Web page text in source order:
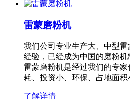
雷蒙磨粉机
我们公司专业生产大、中型
经验，已经成为中国的磨粉
雷蒙磨粉机是经过我们的专
耗、投资小、环保、占地面
了解详情